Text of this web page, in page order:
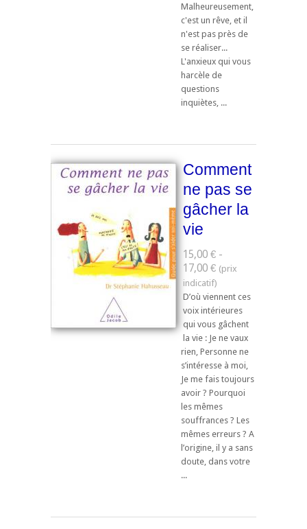
Malheureusement,
c'est un rêve, et il
n'est pas près de
se réaliser...
L'anxieux qui vous
harcèle de
questions
inquiètes, ...
Comment
ne pas se
gâcher la
vie
15,00 € -
17,00 €
D’où viennent ces
voix intérieures
qui vous gâchent
la vie : Je ne vaux
rien, Personne ne
s’intéresse à moi,
Je me fais toujours
avoir ? Pourquoi
les mêmes
souffrances ? Les
mêmes erreurs ? A
l’origine, il y a sans
doute, dans votre
...